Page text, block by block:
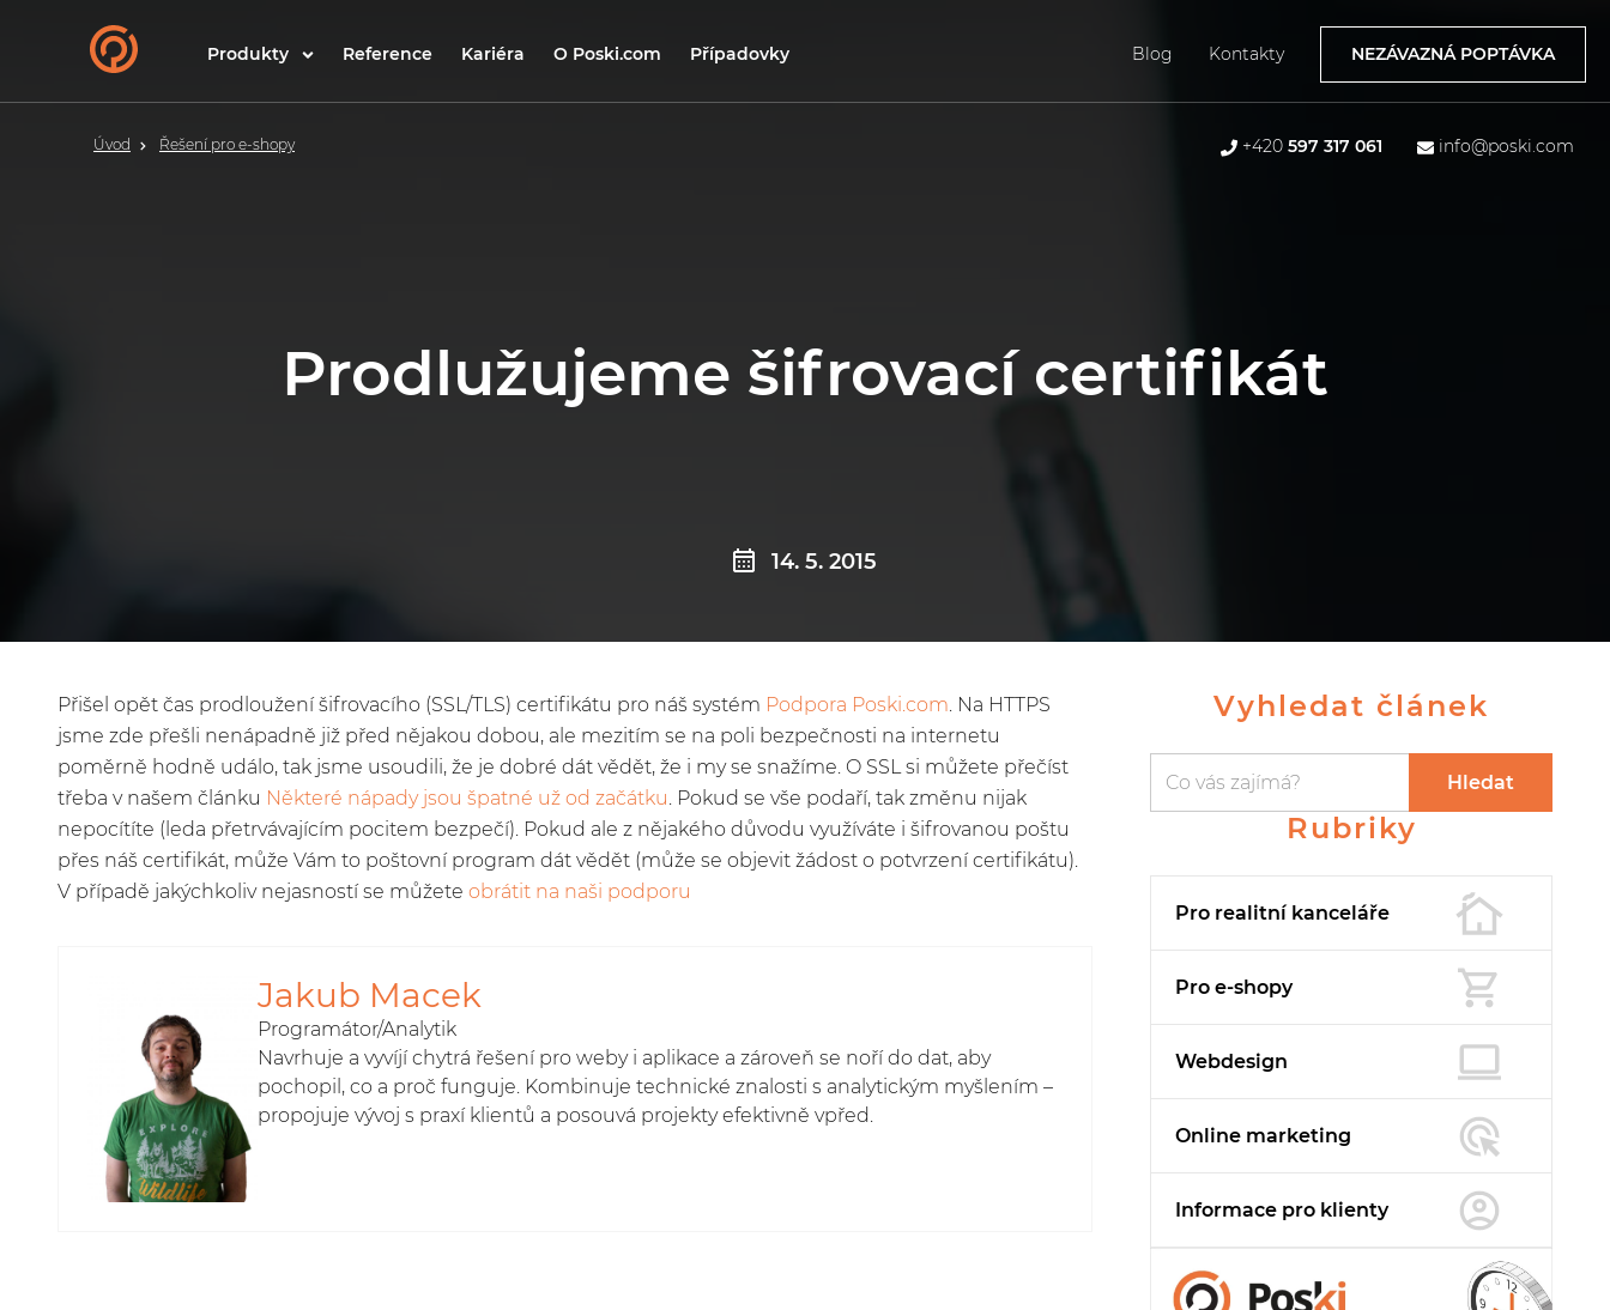
Produkty Reference Kariéra O Poski.com Případovky Blog Kontakty NEZÁVAZNÁ POPTÁVKA
Úvod Řešení pro e-shopy +420597 317 061 info@poski.com
Prodlužujeme šifrovací certifikát
14. 5. 2015
Přišel opět čas prodloužení šifrovacího (SSL/TLS) certifikátu pro náš systém Podpora Poski.com. Na HTTPS
jsme zde přešli nenápadně již před nějakou dobou, ale mezitím se na poli bezpečnosti na internetu
poměrně hodně událo, tak jsme usoudili, že je dobré dát vědět, že i my se snažíme. O SSL si můžete přečíst
třeba v našem článku Některé nápady jsou špatné už od začátku. Pokud se vše podaří, tak změnu nijak
nepocítíte (leda přetrvávajícím pocitem bezpečí). Pokud ale z nějakého důvodu využíváte i šifrovanou poštu
přes náš certifikát, může Vám to poštovní program dát vědět (může se objevit žádost o potvrzení certifikátu).
V případě jakýchkoliv nejasností se můžete obrátit na naši podporu
Jakub Macek
Programátor/Analytik
Navrhuje a vyvíjí chytrá řešení pro weby i aplikace a zároveň se noří do dat, aby
pochopil, co a proč funguje. Kombinuje technické znalosti s analytickým myšlením –
propojuje vývoj s praxí klientů a posouvá projekty efektivně vpřed.
Vyhledat článek
Vyhledávání Hledat
Rubriky
Pro realitní kanceláře
Pro e-shopy
Webdesign
Online marketing
Informace pro klienty